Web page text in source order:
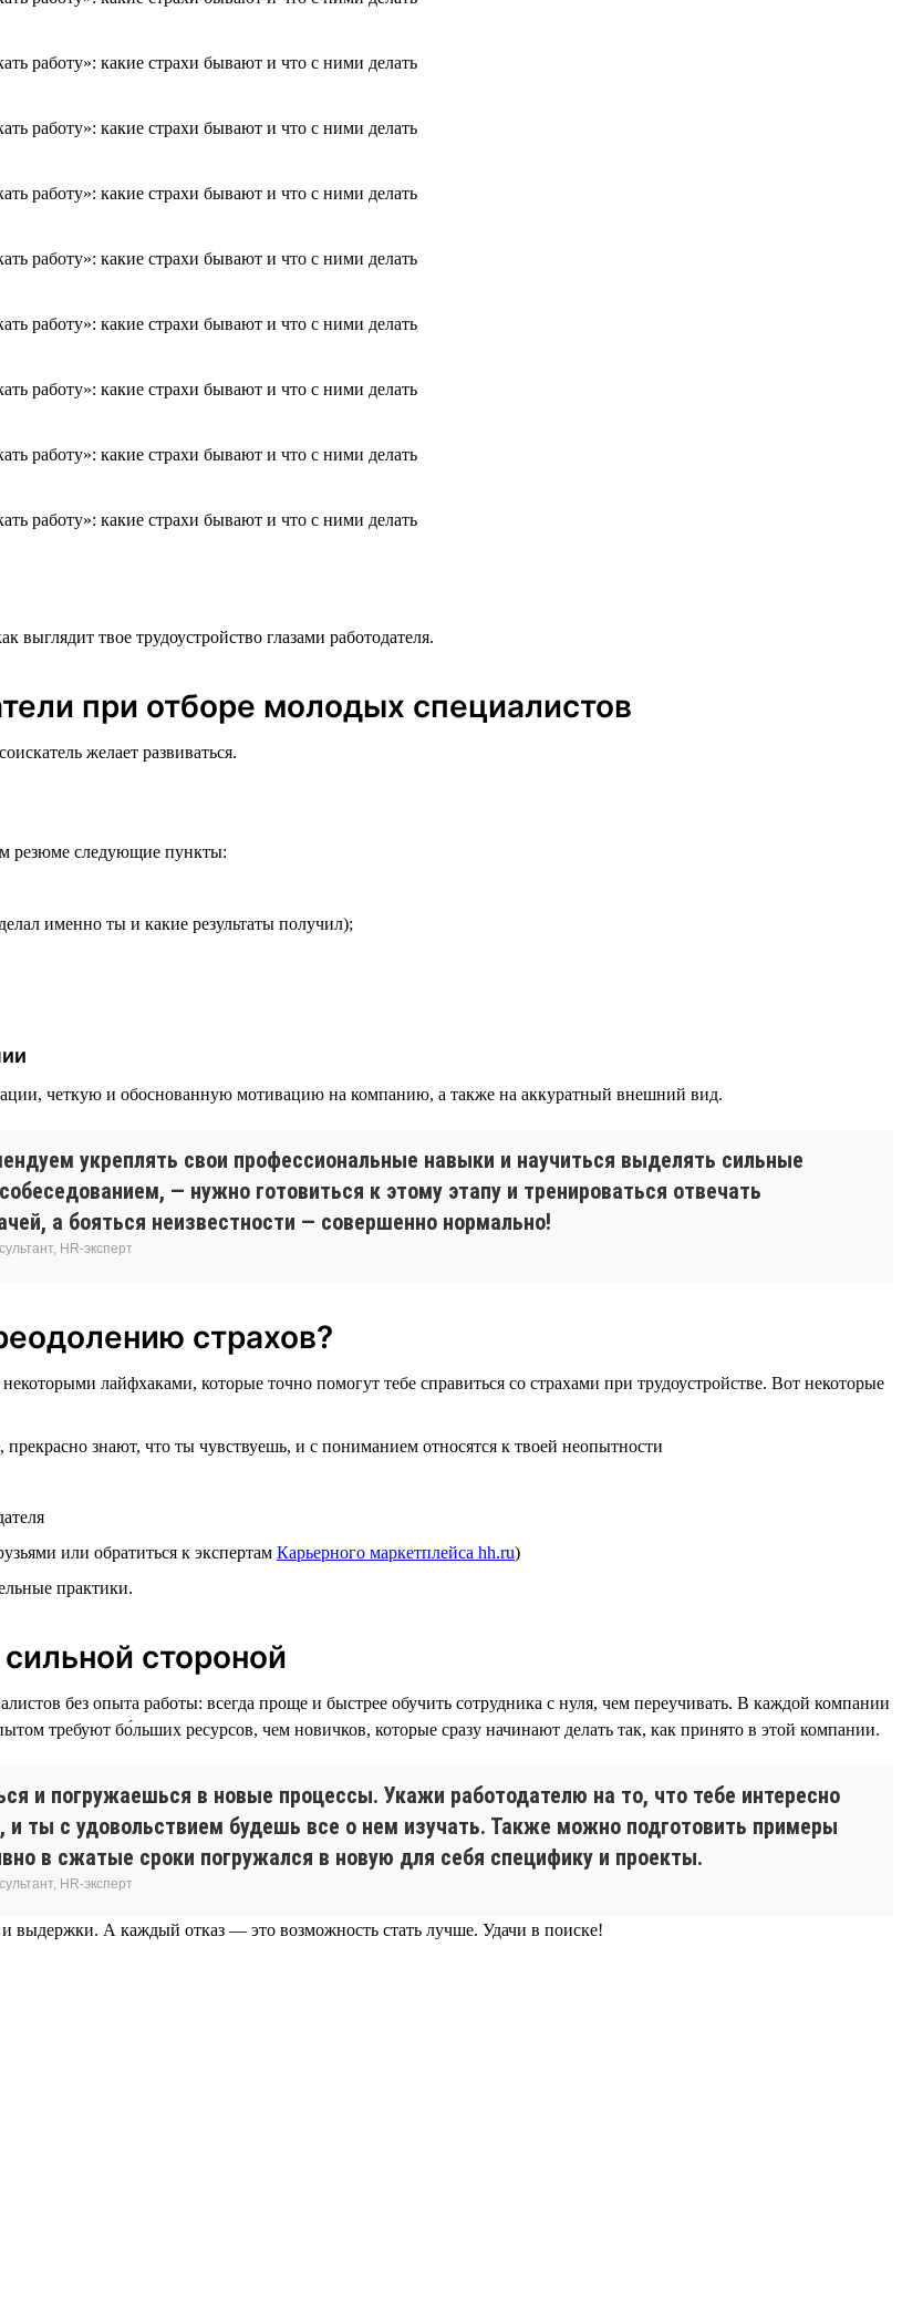
твое трудоустройство глазами работодателя.
при отборе молодых специалистов
желает развиваться.
резюме следующие пункты:
именно ты и какие результаты получил);
четкую и обоснованную мотивацию на компанию, а также на аккуратный внешний вид.
укреплять свои профессиональные навыки и научиться выделять сильные
— нужно готовиться к этому этапу и тренироваться отвечать
а бояться неизвестности — совершенно нормально!
HR-эксперт
страхов?
лайфхаками, которые точно помогут тебе справиться со страхами при трудоустройстве. Вот некоторые
знают, что ты чувствуешь, и с пониманием относятся к твоей неопытности
или обратиться к экспертам Карьерного маркетплейса hh.ru)
практики.
стороной
без опыта работы: всегда проще и быстрее обучить сотрудника с нуля, чем переучивать. В каждой компании
требуют бо́льших ресурсов, чем новичков, которые сразу начинают делать так, как принято в этой компании.
и погружаешься в новые процессы. Укажи работодателю на то, что тебе интересно
и ты с удовольствием будешь все о нем изучать. Также можно подготовить примеры
в сжатые сроки погружался в новую для себя специфику и проекты.
HR-эксперт
выдержки. А каждый отказ — это возможность стать лучше. Удачи в поиске!